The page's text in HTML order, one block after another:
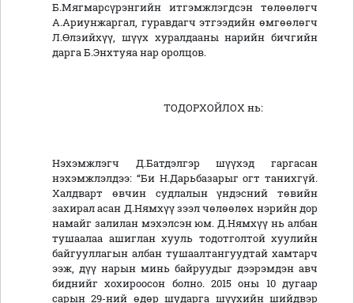
Б.Мягмарсүрэнгийн итгэмжлэгдсэн төлөөлөгч
А.Ариунжаргал, гуравдагч этгээдийн өмгөөлөгч
Л.Өлзийхүү, шүүх хуралдааны нарийн бичгийн
дарга Б.Энхтуяа нар оролцов.
ТОДОРХОЙЛОХ нь:
Нэхэмжлэгч Д.Батдэлгэр шүүхэд гаргасан
нэхэмжлэлдээ: “Би Н.Дарьбазарыг огт танихгүй.
Халдварт өвчин судлалын үндэсний төвийн
захирал асан Д.Нямхүү зээл чөлөөлөх нэрийн дор
намайг залилан мэхэлсэн юм. Д.Нямхүү нь албан
тушаалаа ашиглан хууль тодотголтой хуулийн
байгууллагын албан тушаалтангуудтай хамтарч
ээж, дүү нарын минь байруудыг дээрэмдэн авч
биднийг хохироосон болно. 2015 оны 10 дугаар
сарын 29-ний өдөр шударга шүүхийн шийдвэр